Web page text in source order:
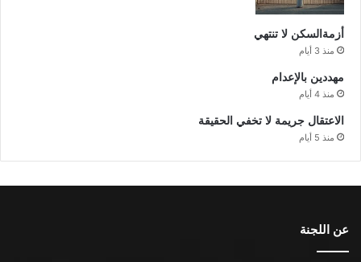
أزمةالسكن لا تنتهي
منذ 3 أيام
مهددين بالإعدام
منذ 4 أيام
الاعتقال جريمة لا تخفي الحقيقة
منذ 5 أيام
عن اللجنة